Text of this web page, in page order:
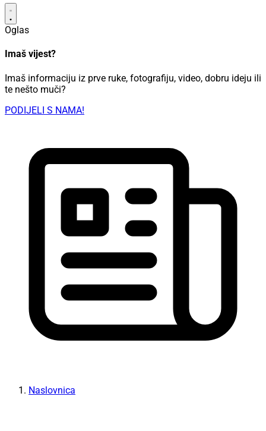
Oglas
Imaš vijest?
Imaš informaciju iz prve ruke, fotografiju, video, dobru ideju ili
te nešto muči?
PODIJELI S NAMA!
Naslovnica